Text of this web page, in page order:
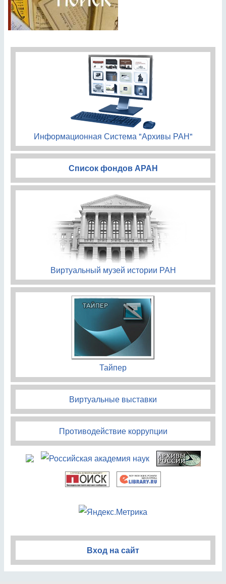
Информационная Система "Архивы РАН"
Список фондов АРАН
Виртуальный музей истории РАН
Тайпер
Виртуальные выставки
Противодействие коррупции
Вход на сайт